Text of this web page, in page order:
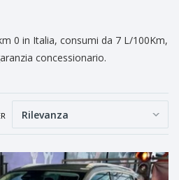
0 in Italia, consumi da 7 L/100Km,
concessionario.